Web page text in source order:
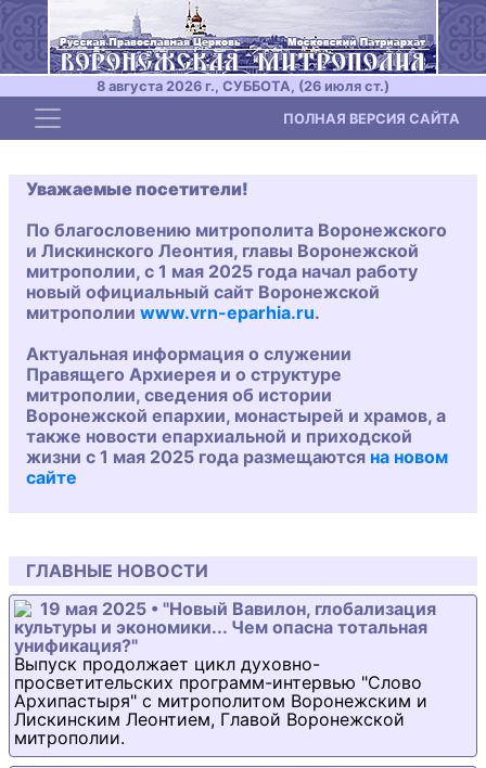
8 августа 2026 г., СУББОТА, (26 июля ст.)
Toggle navigation ПОЛНАЯ ВЕРСИЯ САЙТА
Уважаемые посетители!
По благословению митрополита Воронежского
и Лискинского Леонтия, главы Воронежской
митрополии, с 1 мая 2025 года начал работу
новый официальный сайт Воронежской
митрополии www.vrn-eparhia.ru.
Актуальная информация о служении
Правящего Архиерея и о структуре
митрополии, сведения об истории
Воронежской епархии, монастырей и храмов, а
также новости епархиальной и приходской
жизни с 1 мая 2025 года размещаются на новом
сайте
ГЛАВНЫЕ НОВОСТИ
19 мая 2025 • "Новый Вавилон, глобализация
культуры и экономики... Чем опасна тотальная
унификация?"
Выпуск продолжает цикл духовно-
просветительских программ-интервью "Слово
Архипастыря" с митрополитом Воронежским и
Лискинским Леонтием, Главой Воронежской
митрополии.